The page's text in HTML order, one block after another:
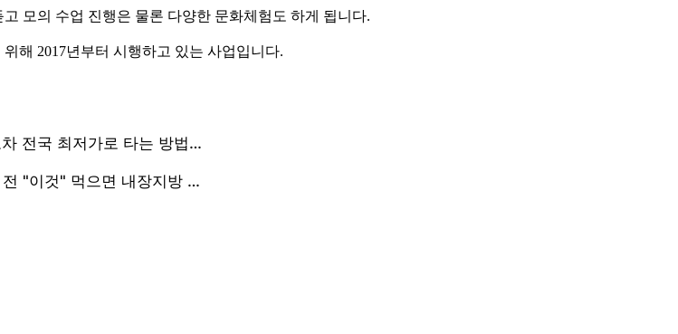
모의 수업 진행은 물론 다양한 문화체험도 하게 됩니다.
해 2017년부터 시행하고 있는 사업입니다.